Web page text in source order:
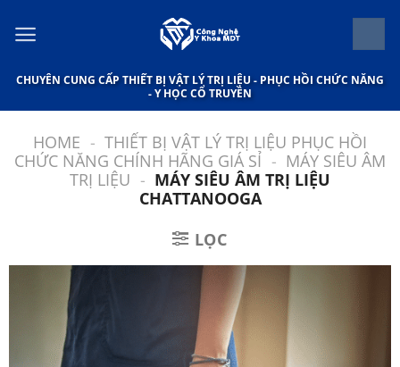
qua
dung
CHUYÊN CUNG CẤP THIẾT BỊ VẬT LÝ TRỊ LIỆU - PHỤC HỒI CHỨC NĂNG
- Y HỌC CỔ TRUYỀN
HOME - THIẾT BỊ VẬT LÝ TRỊ LIỆU PHỤC HỒI
CHỨC NĂNG CHÍNH HÃNG GIÁ SỈ - MÁY SIÊU ÂM
TRỊ LIỆU - MÁY SIÊU ÂM TRỊ LIỆU
CHATTANOOGA
LỌC